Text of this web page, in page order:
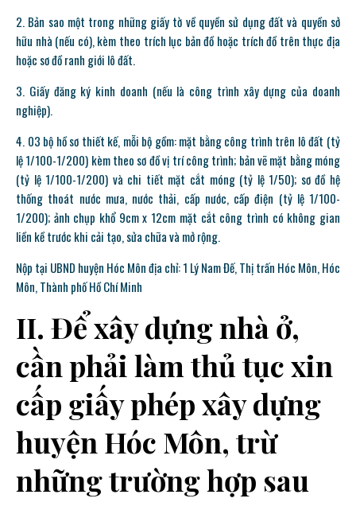
2. Bản sao một trong những giấy tờ về quyền sử dụng đất và quyền sở
hữu nhà (nếu có), kèm theo trích lục bản đồ hoặc trích đồ trên thực địa
hoặc sơ đồ ranh giới lô đất.
3. Giấy đăng ký kinh doanh (nếu là công trình xây dựng của doanh
nghiệp).
4. 03 bộ hồ sơ thiết kế, mỗi bộ gồm: mặt bằng công trình trên lô đất (tỷ
lệ 1/100-1/200) kèm theo sơ đồ vị trí công trình; bản vẽ mặt bằng móng
(tỷ lệ 1/100-1/200) và chi tiết mặt cắt móng (tỷ lệ 1/50); sơ đồ hệ
thống thoát nước mưa, nước thải, cấp nước, cấp điện (tỷ lệ 1/100-
1/200); ảnh chụp khổ 9cm x 12cm mặt cắt công trình có không gian
liền kề trước khi cải tạo, sửa chữa và mở rộng.
Nộp tại UBND huyện Hóc Môn địa chỉ: 1 Lý Nam Đế, Thị trấn Hóc Môn, Hóc
Môn, Thành phố Hồ Chí Minh
II. Để xây dựng nhà ở,
cần phải làm thủ tục xin
cấp giấy phép xây dựng
huyện Hóc Môn, trừ
những trường hợp sau